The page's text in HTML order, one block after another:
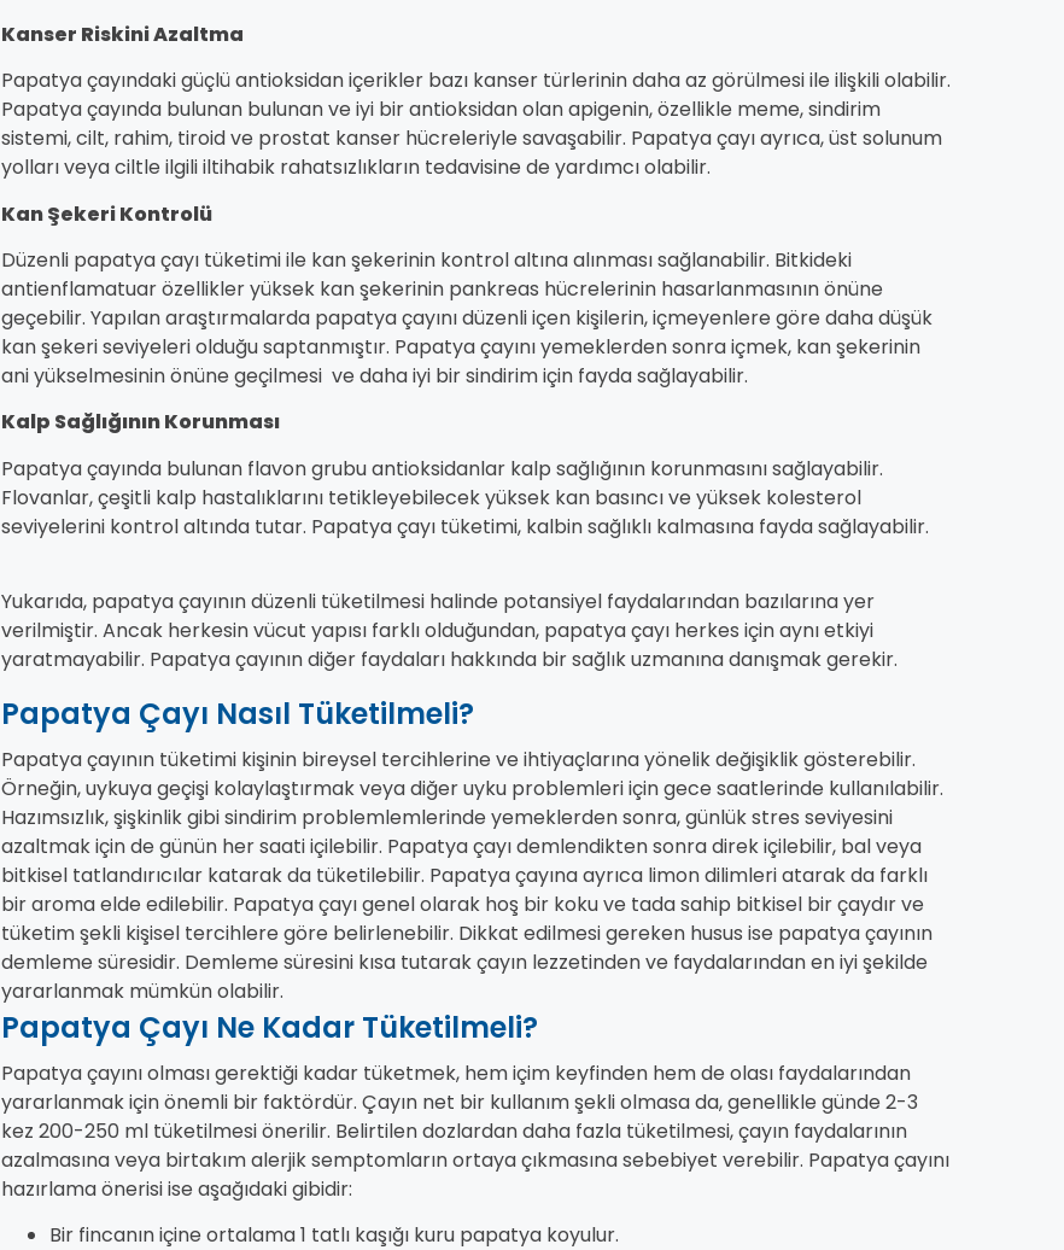
Kanser Riskini Azaltma
Papatya çayındaki güçlü antioksidan içerikler bazı kanser türlerinin daha az görülmesi ile ilişkili olabilir.
Papatya çayında bulunan bulunan ve iyi bir antioksidan olan apigenin, özellikle meme, sindirim
sistemi, cilt, rahim, tiroid ve prostat kanser hücreleriyle savaşabilir. Papatya çayı ayrıca, üst solunum
yolları veya ciltle ilgili iltihabik rahatsızlıkların tedavisine de yardımcı olabilir.
Kan Şekeri Kontrolü
Düzenli papatya çayı tüketimi ile kan şekerinin kontrol altına alınması sağlanabilir. Bitkideki
antienflamatuar özellikler yüksek kan şekerinin pankreas hücrelerinin hasarlanmasının önüne
geçebilir. Yapılan araştırmalarda papatya çayını düzenli içen kişilerin, içmeyenlere göre daha düşük
kan şekeri seviyeleri olduğu saptanmıştır. Papatya çayını yemeklerden sonra içmek, kan şekerinin
ani yükselmesinin önüne geçilmesi ve daha iyi bir sindirim için fayda sağlayabilir.
Kalp Sağlığının Korunması
Papatya çayında bulunan flavon grubu antioksidanlar kalp sağlığının korunmasını sağlayabilir.
Flovanlar, çeşitli kalp hastalıklarını tetikleyebilecek yüksek kan basıncı ve yüksek kolesterol
seviyelerini kontrol altında tutar. Papatya çayı tüketimi, kalbin sağlıklı kalmasına fayda sağlayabilir.
Yukarıda, papatya çayının düzenli tüketilmesi halinde potansiyel faydalarından bazılarına yer
verilmiştir. Ancak herkesin vücut yapısı farklı olduğundan, papatya çayı herkes için aynı etkiyi
yaratmayabilir. Papatya çayının diğer faydaları hakkında bir sağlık uzmanına danışmak gerekir.
Papatya Çayı Nasıl Tüketilmeli?
Papatya çayının tüketimi kişinin bireysel tercihlerine ve ihtiyaçlarına yönelik değişiklik gösterebilir.
Örneğin, uykuya geçişi kolaylaştırmak veya diğer uyku problemleri için gece saatlerinde kullanılabilir.
Hazımsızlık, şişkinlik gibi sindirim problemlemlerinde yemeklerden sonra, günlük stres seviyesini
azaltmak için de günün her saati içilebilir. Papatya çayı demlendikten sonra direk içilebilir, bal veya
bitkisel tatlandırıcılar katarak da tüketilebilir. Papatya çayına ayrıca limon dilimleri atarak da farklı
bir aroma elde edilebilir. Papatya çayı genel olarak hoş bir koku ve tada sahip bitkisel bir çaydır ve
tüketim şekli kişisel tercihlere göre belirlenebilir. Dikkat edilmesi gereken husus ise papatya çayının
demleme süresidir. Demleme süresini kısa tutarak çayın lezzetinden ve faydalarından en iyi şekilde
yararlanmak mümkün olabilir.
Papatya Çayı Ne Kadar Tüketilmeli?
Papatya çayını olması gerektiği kadar tüketmek, hem içim keyfinden hem de olası faydalarından
yararlanmak için önemli bir faktördür. Çayın net bir kullanım şekli olmasa da, genellikle günde 2-3
kez 200-250 ml tüketilmesi önerilir. Belirtilen dozlardan daha fazla tüketilmesi, çayın faydalarının
azalmasına veya birtakım alerjik semptomların ortaya çıkmasına sebebiyet verebilir. Papatya çayını
hazırlama önerisi ise aşağıdaki gibidir:
Bir fincanın içine ortalama 1 tatlı kaşığı kuru papatya koyulur.